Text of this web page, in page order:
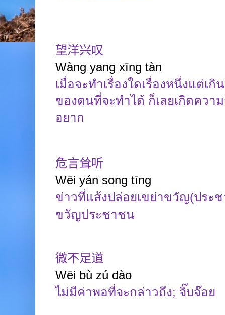
望洋兴叹
Wàng yang xīng tàn
เมื่อจะทำเรื่องใดเรื่องหนึ่งแต่เ
ของตนที่จะทำได้ ก็เลยเกิดควา
อยาก
危言耸听
Wēi yán song tīng
ข่าวที่แส้งปล่อยเขย่าขวัญ(ประ
ขวัญประชาชน
微不足道
Wēi bù zú dào
ไม่มีค่าพอที่จะกล่าวถึง; จิ๊บจ๊อย